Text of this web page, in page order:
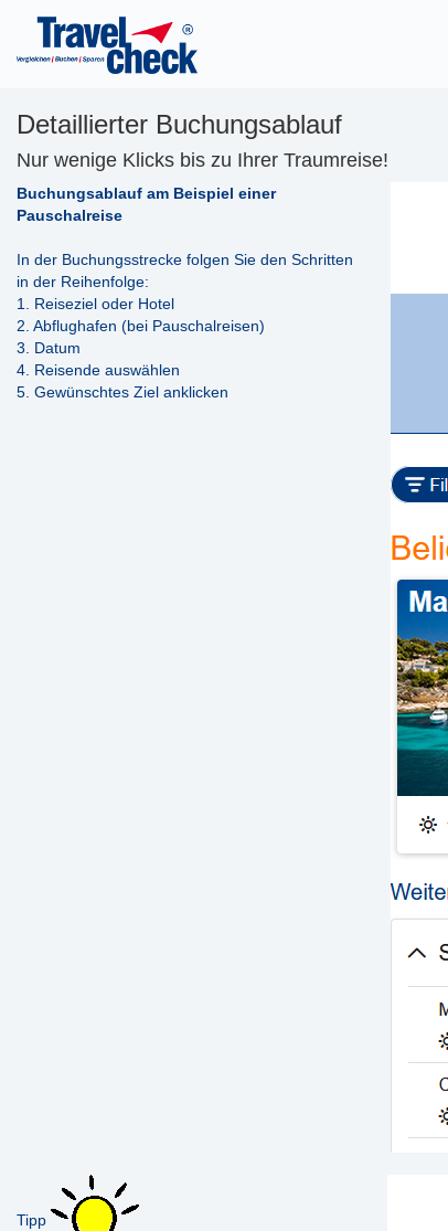
Detaillierter Buchungsablauf
Nur wenige Klicks bis zu Ihrer Traumreise!
Buchungsablauf am Beispiel einer
Pauschalreise
In der Buchungsstrecke folgen Sie den Schritten
in der Reihenfolge:
1. Reiseziel oder Hotel
2. Abflughafen (bei Pauschalreisen)
3. Datum
4. Reisende auswählen
5. Gewünschtes Ziel anklicken
Tipp